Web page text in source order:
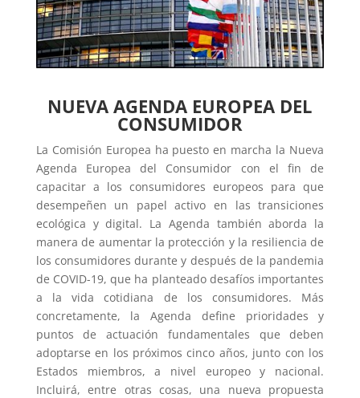
NUEVA AGENDA EUROPEA DEL
CONSUMIDOR
La Comisión Europea ha puesto en marcha la Nueva
Agenda Europea del Consumidor con el fin de
capacitar a los consumidores europeos para que
desempeñen un papel activo en las transiciones
ecológica y digital. La Agenda también aborda la
manera de aumentar la protección y la resiliencia de
los consumidores durante y después de la pandemia
de COVID-19, que ha planteado desafíos importantes
a la vida cotidiana de los consumidores. Más
concretamente, la Agenda define prioridades y
puntos de actuación fundamentales que deben
adoptarse en los próximos cinco años, junto con los
Estados miembros, a nivel europeo y nacional.
Incluirá, entre otras cosas, una nueva propuesta